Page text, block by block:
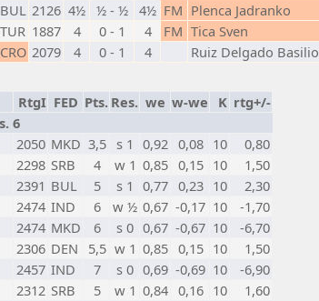
BUL 2126 4½ ½ - ½ 4½ FM Plenca Jadranko
TUR 1887 4 0 - 1 4 FM Tica Sven
CRO 2079 4 0 - 1 4 Ruiz Delgado Basilio
RtgI FED Pts. Res. we w-we K rtg+/-
6
2050 MKD 3,5 s 1 0,92 0,08 10
0,80
2298 SRB 4 w 1 0,85 0,15 10
1,50
2391 BUL 5 s 1 0,77 0,23 10
2,30
2474 IND 6 w ½ 0,67 -0,17 10
-1,70
2474 MKD 6 s 0 0,67 -0,67 10
-6,70
2306 DEN 5,5 w 1 0,85 0,15 10
1,50
2457 IND 7 s 0 0,69 -0,69 10
-6,90
2312 SRB 5 w 1 0,84 0,16 10
1,60